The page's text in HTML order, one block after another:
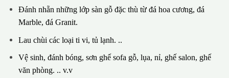
Đánh nhẵn những lớp sàn gỗ đặc thù từ đá hoa cương, đá
Marble, đá Granit.
Lau chùi các loại ti vi, tủ lạnh. ..
Vệ sinh, đánh bóng, sơn ghế sofa gỗ, lụa, nỉ, ghế salon, ghế
văn phòng. .. v.v